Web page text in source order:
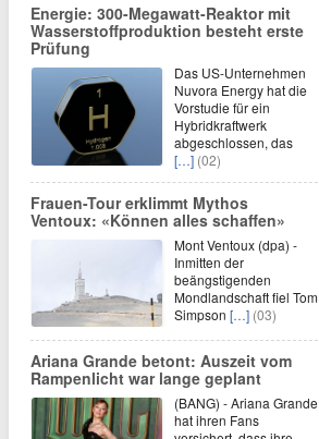
Energie: 300-Megawatt-Reaktor mit
Wasserstoffproduktion besteht erste
Prüfung
Das US-Unternehmen
Nuvora Energy hat die
Vorstudie für ein
Hybridkraftwerk
abgeschlossen, das
[…] (02)
Frauen-Tour erklimmt Mythos
Ventoux: «Können alles schaffen»
Mont Ventoux (dpa) -
Inmitten der
beängstigenden
Mondlandschaft fiel Tom
Simpson […] (03)
Ariana Grande betont: Auszeit vom
Rampenlicht war lange geplant
(BANG) - Ariana Grande
hat ihren Fans